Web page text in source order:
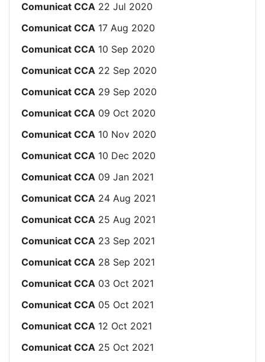
Comunicat CCA 22 Jul 2020
Comunicat CCA 17 Aug 2020
Comunicat CCA 10 Sep 2020
Comunicat CCA 22 Sep 2020
Comunicat CCA 29 Sep 2020
Comunicat CCA 09 Oct 2020
Comunicat CCA 10 Nov 2020
Comunicat CCA 10 Dec 2020
Comunicat CCA 09 Jan 2021
Comunicat CCA 24 Aug 2021
Comunicat CCA 25 Aug 2021
Comunicat CCA 23 Sep 2021
Comunicat CCA 28 Sep 2021
Comunicat CCA 03 Oct 2021
Comunicat CCA 05 Oct 2021
Comunicat CCA 12 Oct 2021
Comunicat CCA 25 Oct 2021